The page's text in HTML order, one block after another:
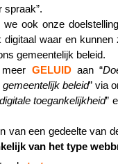
spraak”.
ook onze
digitaal waar en
gemeentelijk beleid.
GELUIDaan “
beleid” via
digitale toegankelijkheid”
van een gedeelte van
van het type